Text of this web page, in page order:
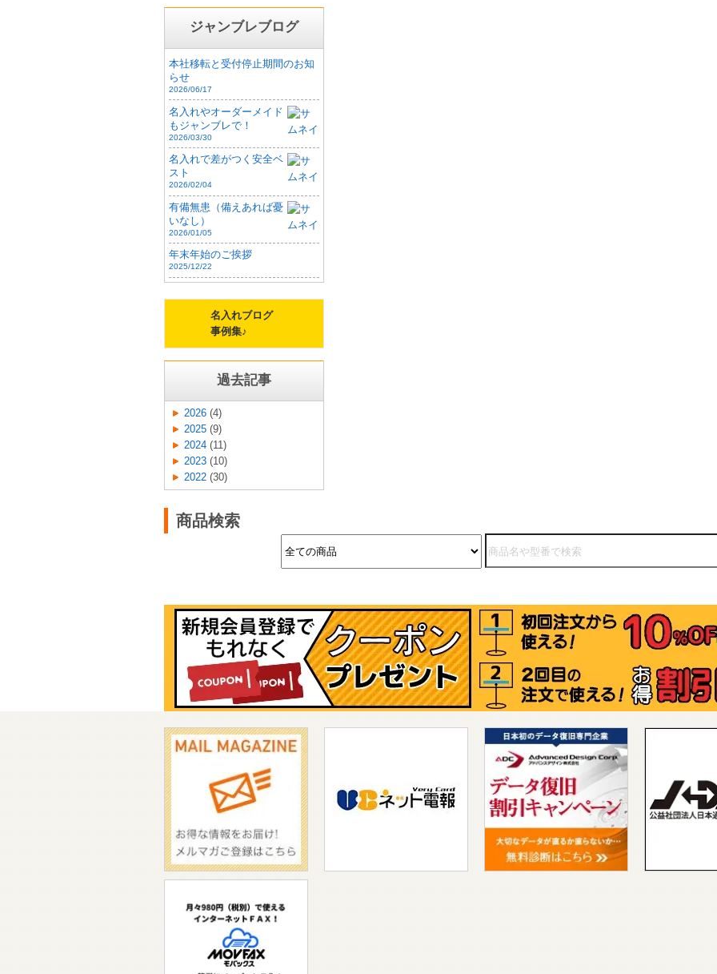
ジャンブレブログ
本社移転と受付停止期間のお知
らせ
2026/06/17
名入れやオーダーメイド
もジャンブレで！
2026/03/30
名入れで差がつく安全ベ
スト
2026/02/04
有備無患（備えあれば憂
いなし）
2026/01/05
年末年始のご挨拶
2025/12/22
名入れブログ
事例集♪
過去記事
2026 (4)
2025 (9)
2024 (11)
2023 (10)
2022 (30)
商品検索